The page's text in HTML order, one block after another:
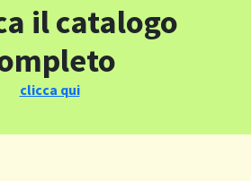
il catalogo
clicca qui